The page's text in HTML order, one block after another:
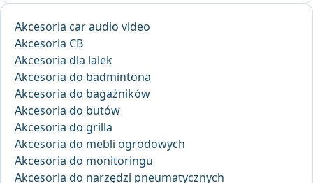
Akcesoria car audio video
Akcesoria CB
Akcesoria dla lalek
Akcesoria do badmintona
Akcesoria do bagażników
Akcesoria do butów
Akcesoria do grilla
Akcesoria do mebli ogrodowych
Akcesoria do monitoringu
Akcesoria do narzędzi pneumatycznych